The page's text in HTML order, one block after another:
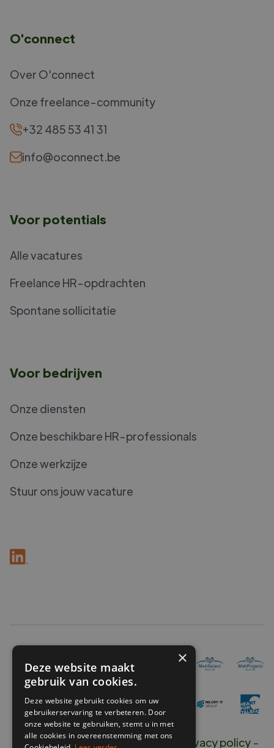
O'connect
Over O'connect
Onze freelance-community
+32 485 53 41 31
info@oconnect.be
Voor potentials
Alle vacatures
Freelance HR-opdrachten
Spontane sollicitatie
Voor bedrijven
Onze diensten
Onze beschikbare HR-professionals
Onze werkzijze
Stuur ons jouw vacature
Copyright ©2026O'connect - Privacy policy-
×
Deze website maakt
gebruik van cookies.
Deze website gebruikt cookies om uw
gebruikerservaring te verbeteren. Door
onze website te gebruiken, stemt u in met
alle cookies in overeenstemming met ons